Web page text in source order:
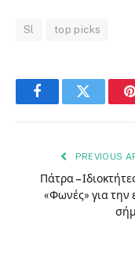
Sl top picks
FacebookTwitter
PREVIOUS
Πάτρα –
«Φωνές» για την